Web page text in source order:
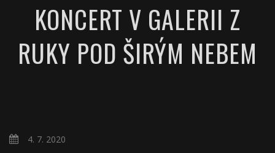
KONCERT V GALERII Z
RUKY POD ŠIRÝM NEBEM
4. 7. 2020